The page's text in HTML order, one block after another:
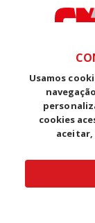
SDS,
Telefone
Usamos
cookies
aceitar,